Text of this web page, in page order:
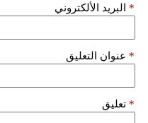
البريد الألكتروني *
عنوان التعليق *
تعليق *